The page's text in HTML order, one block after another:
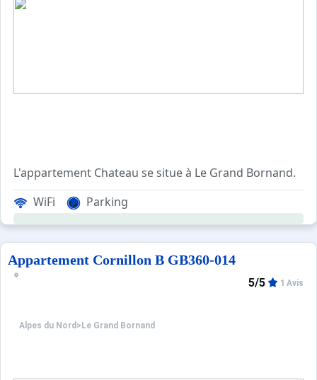
L'appartement Chateau se situe à Le Grand Bornand.
La Résidence LE CHATEAU est située au coeur du
Cet appartement de vacances, situé au 2ème étage
****Environnement****
Choix idéal de location vacances à la montagne, la
WiFi Parking
Appartement Cornillon B GB360-014
Alpes du Nord > Le Grand Bornand
5/5 1 Avis